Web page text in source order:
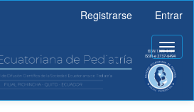
Registrarse Entrar